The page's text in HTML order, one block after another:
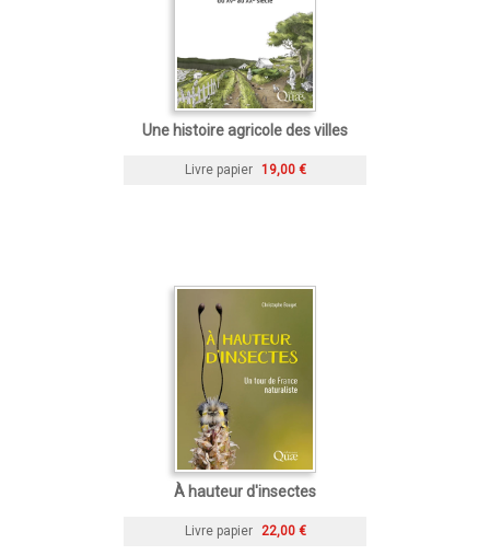
Une histoire agricole des villes
Livre papier 19,00 €
À hauteur d'insectes
Livre papier 22,00 €